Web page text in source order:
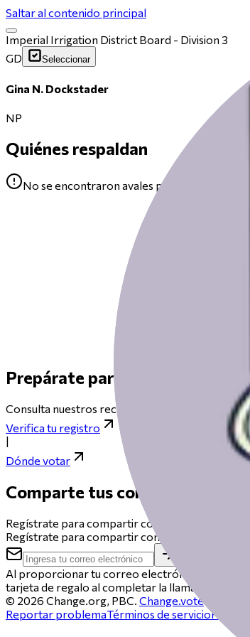
Saltar al contenido principal
Imperial Irrigation District Board - Division 3
GD
Seleccionar
Gina N. Dockstader
NP
Quiénes respaldan
No se encontraron avales para Gina N.
Prepárate para votar el día de
Consulta nuestros recursos para ayudarte a
Verifica tu registro
Dónde votar
Comparte tus comentarios
Regístrate para compartir comentarios sobre
Regístrate para compartir comentarios sobre
Al proporcionar tu correo electrónico, aceptas
tarjeta de regalo al completar la llamada.
© 2026 Change.org, PBC. Change.vote
es
Reportar problemaTérminos de servicioPolítica